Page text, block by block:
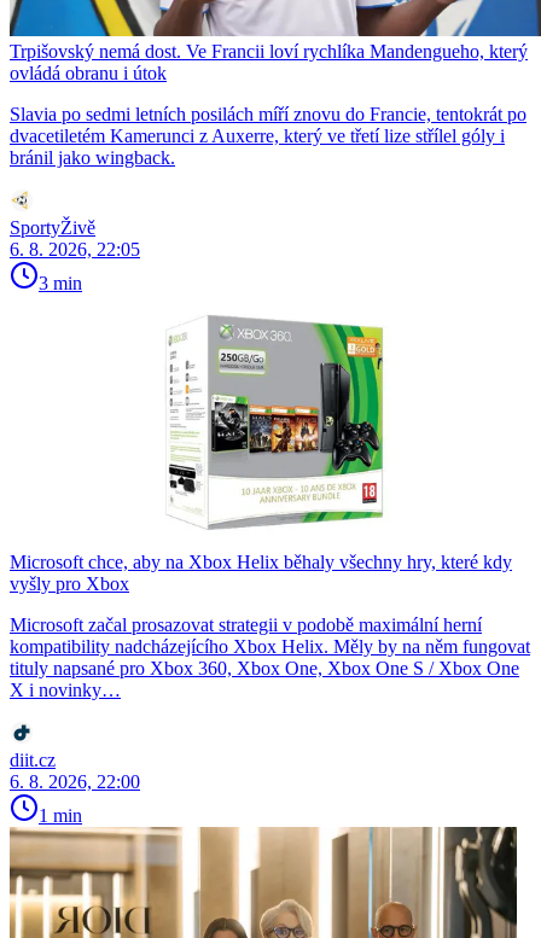
Trpišovský nemá dost. Ve Francii loví rychlíka Mandengueho, který
ovládá obranu i útok
Slavia po sedmi letních posilách míří znovu do Francie, tentokrát po
dvacetiletém Kamerunci z Auxerre, který ve třetí lize střílel góly i
bránil jako wingback.
SportyŽivě
6. 8. 2026, 22:05
3 min
Microsoft chce, aby na Xbox Helix běhaly všechny hry, které kdy
vyšly pro Xbox
Microsoft začal prosazovat strategii v podobě maximální herní
kompatibility nadcházejícího Xbox Helix. Měly by na něm fungovat
tituly napsané pro Xbox 360, Xbox One, Xbox One S / Xbox One
X i novinky…
diit.cz
6. 8. 2026, 22:00
1 min